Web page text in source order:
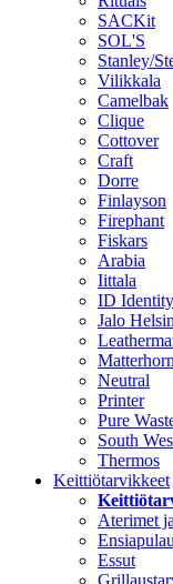
SACKit
SOL'S
Stanley/
Vilikkala
Camelbak
Clique
Cottover
Craft
Dorre
Finlayson
Firephant
Fiskars
Arabia
Iittala
ID Identity
Jalo
Matterhorn
Neutral
Printer
Pure
South
Thermos
Keittiötarvikkeet
Aterimet
Essut